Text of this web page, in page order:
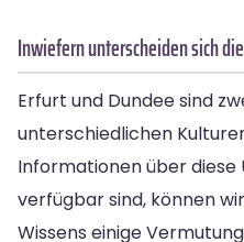
Inwiefern unterscheiden sich
Erfurt und Dundee sind
unterschiedlichen
Informationen über
verfügbar sind, können
Wissens einige